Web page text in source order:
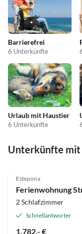
Barrierefrei
6 Unterkünfte
Urlaub mit Haustier
6 Unterkünfte
Unterkünfte mit
Estepona
2 Schlafzimmer
Schnellantworter
1.782,- €